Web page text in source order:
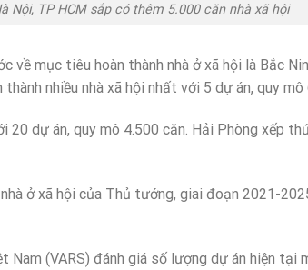
Nội, TP HCM sắp có thêm 5.000 căn nhà xã hội
về mục tiêu hoàn thành nhà ở xã hội là Bắc
thành nhiều nhà xã hội nhất với 5 dự án, quy mô
20 dự án, quy mô 4.500 căn. Hải Phòng xếp
ở xã hội của Thủ tướng, giai đoạn 2021-
(VARS) đánh giá số lượng dự án hiện tại